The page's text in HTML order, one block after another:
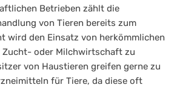
Betrieben zählt die
von Tieren bereits zum
wird den Einsatz von herkömmlichen
Zucht- oder Milchwirtschaft zu
von Haustieren greifen gerne zu
für Tiere, da diese oft